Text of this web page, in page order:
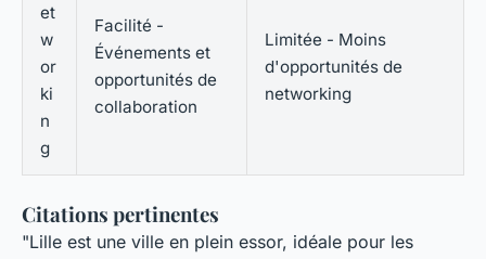
et
w
or
ki
n
g
Facilité -
Événements et
opportunités de
collaboration
Limitée - Moins
d'opportunités de
networking
Citations pertinentes
"Lille est une ville en plein essor, idéale pour les